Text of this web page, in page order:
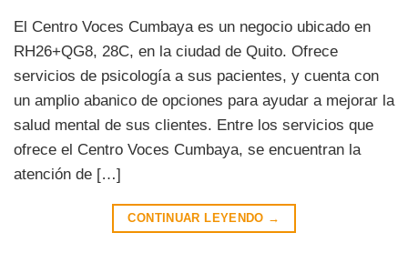
El Centro Voces Cumbaya es un negocio ubicado en
RH26+QG8, 28C, en la ciudad de Quito. Ofrece
servicios de psicología a sus pacientes, y cuenta con
un amplio abanico de opciones para ayudar a mejorar la
salud mental de sus clientes. Entre los servicios que
ofrece el Centro Voces Cumbaya, se encuentran la
atención de […]
CONTINUAR LEYENDO →